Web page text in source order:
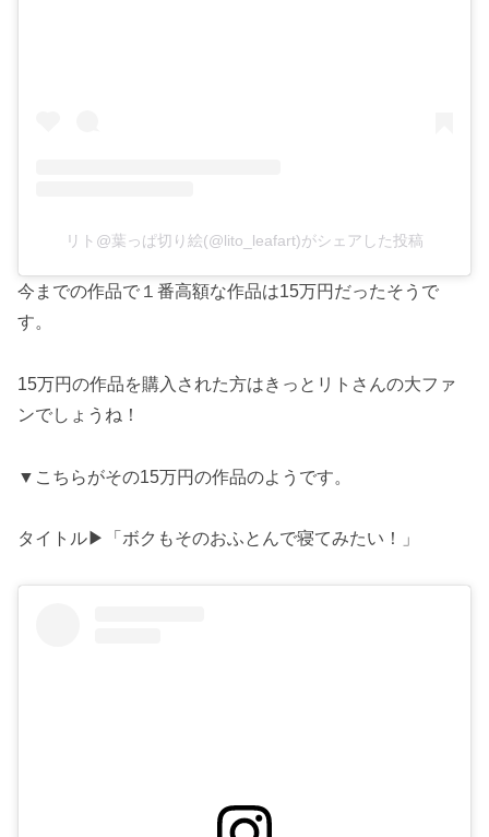
リト@葉っぱ切り絵(@lito_leafart)がシェアした投稿
今までの作品で１番高額な作品は15万円だったそうで
す。
15万円の作品を購入された方はきっとリトさんの大ファ
ンでしょうね！
▼こちらがその15万円の作品のようです。
タイトル▶「ボクもそのおふとんで寝てみたい！」